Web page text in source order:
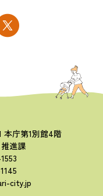
本庁第1別館4階
進課
city.jp